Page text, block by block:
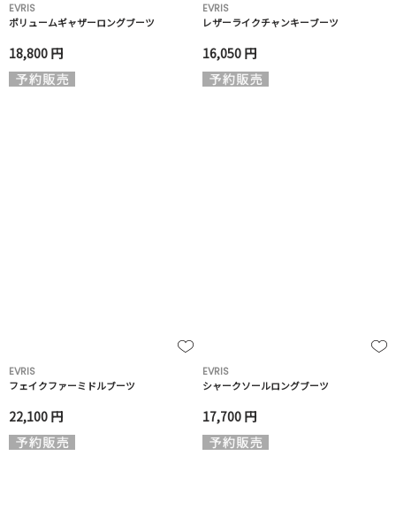
EVRIS
ボリュームギャザーロングブーツ
18,800 円
EVRIS
レザーライクチャンキーブーツ
16,050 円
EVRIS
フェイクファーミドルブーツ
22,100 円
EVRIS
シャークソールロングブーツ
17,700 円